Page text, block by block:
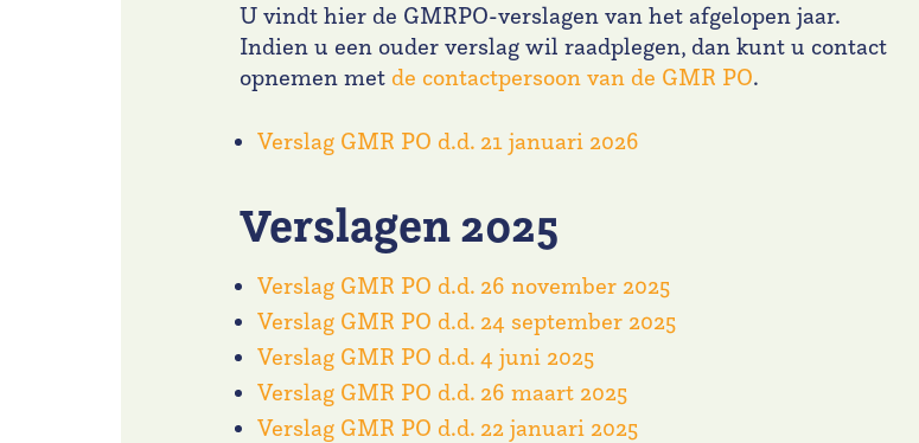
U vindt hier de GMRPO-verslagen van het afgelopen jaar.
Indien u een ouder verslag wil raadplegen, dan kunt u contact
opnemen met de contactpersoon van de GMR PO.
Verslag GMR PO d.d. 21 januari 2026
Verslagen 2025
Verslag GMR PO d.d. 26 november 2025
Verslag GMR PO d.d. 24 september 2025
Verslag GMR PO d.d. 4 juni 2025
Verslag GMR PO d.d. 26 maart 2025
Verslag GMR PO d.d. 22 januari 2025